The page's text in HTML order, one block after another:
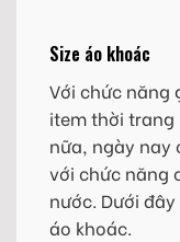
Size áo khoác
Với chức năng
item thời trang
nữa, ngày nay
với chức năng
nước. Dưới
áo khoác.